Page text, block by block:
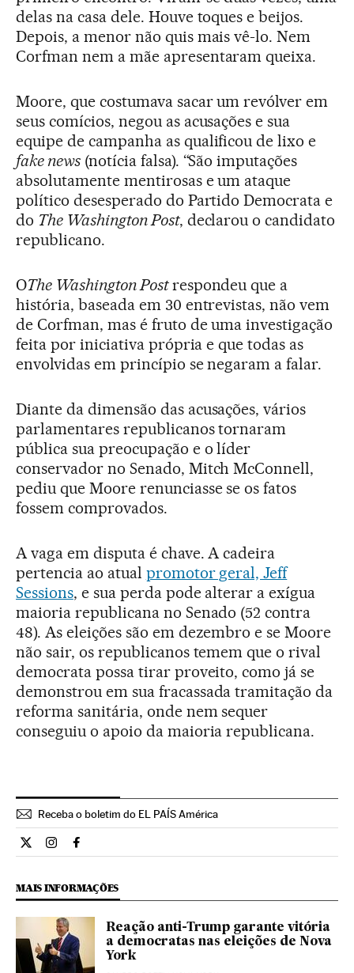
delas na casa dele. Houve toques e beijos.
Depois, a menor não quis mais vê-lo. Nem
Corfman nem a mãe apresentaram queixa.
Moore, que costumava sacar um revólver em
seus comícios, negou as acusações e sua
equipe de campanha as qualificou de lixo e
fake news(notícia falsa). “São imputações
absolutamente mentirosas e um ataque
político desesperado do Partido Democrata e
do The Washington Post, declarou o candidato
republicano.
OThe Washington Postrespondeu que a
história, baseada em 30 entrevistas, não vem
de Corfman, mas é fruto de uma investigação
feita por iniciativa própria e que todas as
envolvidas em princípio se negaram a falar.
Diante da dimensão das acusações, vários
parlamentares republicanos tornaram
pública sua preocupação e o líder
conservador no Senado, Mitch McConnell,
pediu que Moore renunciasse se os fatos
fossem comprovados.
A vaga em disputa é chave. A cadeira
pertencia ao atual promotor geral, Jeff
Sessions, e sua perda pode alterar a exígua
maioria republicana no Senado (52 contra
48). As eleições são em dezembro e se Moore
não sair, os republicanos temem que o rival
democrata possa tirar proveito, como já se
demonstrou em sua fracassada tramitação da
reforma sanitária, onde nem sequer
conseguiu o apoio da maioria republicana.
Receba o boletim do EL PAÍS América
Internacional El País Brasil en Twitter
Internacional El País Brasil en Instagram
Internacional El País Brasil en Facebook
MAIS INFORMAÇÕES
Reação anti-Trump garante vitória
a democratas nas eleições de Nova
York